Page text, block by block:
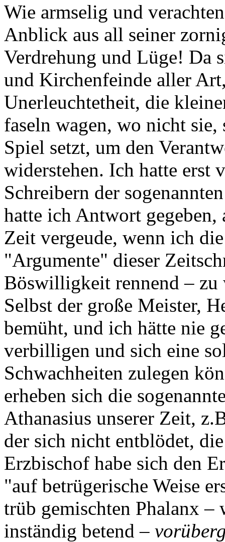
Wie armselig und
Anblick aus all seiner
Verdrehung und Lüge! Da
und Kirchenfeinde aller
Unerleuchtetheit, die
faseln wagen, wo nicht
Spiel setzt, um den
widerstehen. Ich hatte erst
Schreibern der
hatte ich Antwort gegeben,
Zeit vergeude, wenn ich
"Argumente" dieser
Böswilligkeit rennend – zu
Selbst der große Meister,
bemüht, und ich hätte nie
verbilligen und sich eine
Schwachheiten zulegen
erheben sich die
Athanasius unserer Zeit,
der sich nicht entblödet,
Erzbischof habe sich den
"auf betrügerische Weise
trüb gemischten Phalanx
inständig betend –